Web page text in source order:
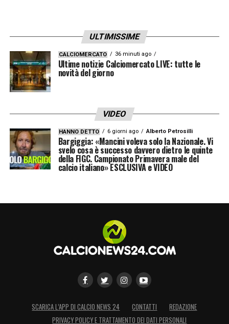
ULTIMISSIME
CALCIOMERCATO 36 minuti ago
Ultime notizie Calciomercato LIVE: tutte le
novità del giorno
VIDEO
HANNO DETTO 6 giorni ago Alberto Petrosilli
Bargiggia: «Mancini voleva solo la Nazionale. Vi
svelo cosa è successo davvero dietro le quinte
della FIGC. Campionato Primavera male del
calcio italiano» ESCLUSIVA e VIDEO
SCARICA L’APP DI CALCIO NEWS 24 CONTATTI
REDAZIONE
PRIVACY POLICY E TRATTAMENTO DEI DATI PERSONALI